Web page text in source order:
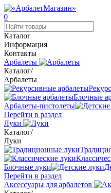
0
Каталог
Информация
Контакты
Арбалеты
Каталог/
Арбалеты
Блочные
Арбалеты-пистолеты
Перейти в раздел
Луки
Каталог/
Луки
Блочные луки
Перейти в раздел
Аксессуары для арбалетов